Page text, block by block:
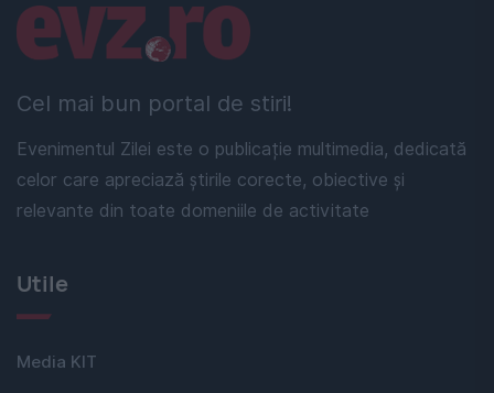
Cel mai bun portal de stiri!
Evenimentul Zilei este o publicație multimedia, dedicată
celor care apreciază știrile corecte, obiective și
relevante din toate domeniile de activitate
Linkuri utile
Utile
Media KIT